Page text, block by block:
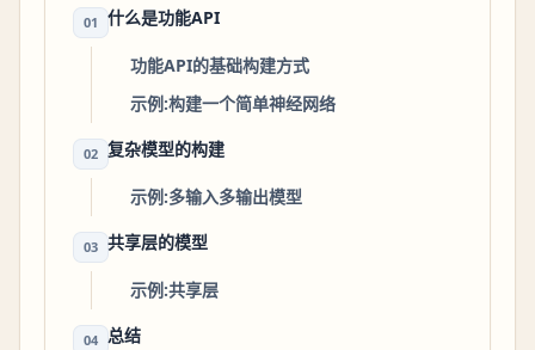
01 什么是功能API
功能API的基础构建方式
示例:构建一个简单神经网络
02 复杂模型的构建
示例:多输入多输出模型
03 共享层的模型
示例:共享层
04 总结